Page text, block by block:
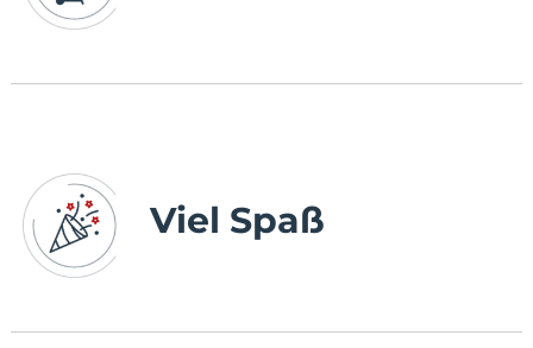
Viel Spaß